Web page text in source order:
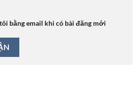
bằng email khi có bài đăng mới